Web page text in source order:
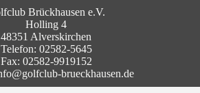
Brückhausen e.V.
Holling 4
48351 Alverskirchen
Telefon: 02582-5645
Fax: 02582-9919152
brueckhausen.de